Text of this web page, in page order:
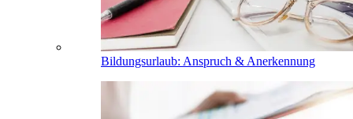
Bildungsurlaub: Anspruch & Anerkennung